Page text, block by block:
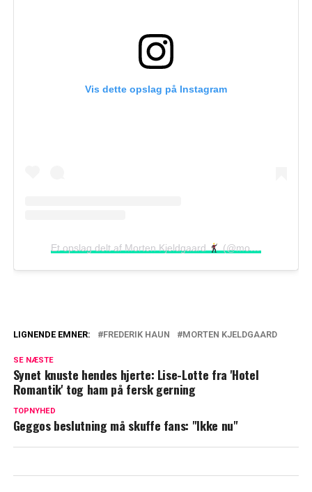
Vis dette opslag på Instagram
Et opslag delt af Morten Kjeldgaard (@mortenkjeldgaard)
Morten: "Vi føler os meget heldige"
Tårevædet Frederik Haun sætter ord på
LIGNENDE EMNER: FREDERIK HAUN MORTEN KJELDGAARD
SE NÆSTE
Synet knuste hendes hjerte: Lise-Lotte fra 'Hotel
Romantik' tog ham på fersk gerning
TOPNYHED
Geggos beslutning må skuffe fans: "Ikke nu"